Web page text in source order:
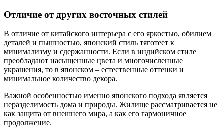
Отличие от других восточных стилей
В отличие от китайского интерьера с его яркостью, обилием
деталей и пышностью, японский стиль тяготеет к
минимализму и сдержанности. Если в индийском стиле
преобладают насыщенные цвета и многочисленные
украшения, то в японском – естественные оттенки и
минимальное количество декора.
Важной особенностью именно японского подхода является
неразделимость дома и природы. Жилище рассматривается не
как защита от внешнего мира, а как его гармоничное
продолжение.